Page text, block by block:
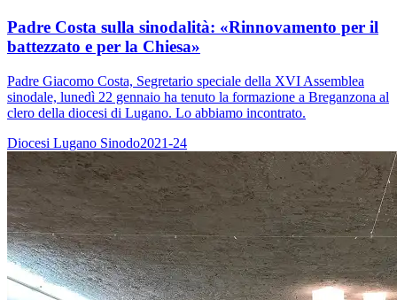
Padre Costa sulla sinodalità: «Rinnovamento per il
battezzato e per la Chiesa»
Padre Giacomo Costa, Segretario speciale della XVI Assemblea
sinodale, lunedì 22 gennaio ha tenuto la formazione a Breganzona al
clero della diocesi di Lugano. Lo abbiamo incontrato.
Diocesi Lugano Sinodo2021-24